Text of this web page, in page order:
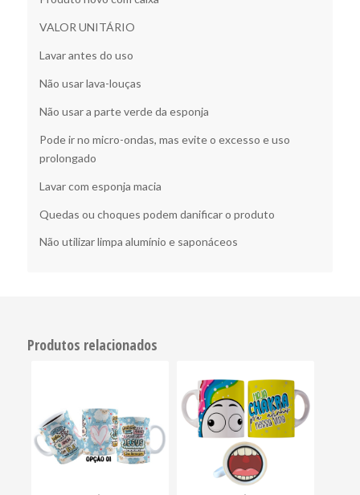
VALOR UNITÁRIO
Lavar antes do uso
Não usar lava-louças
Não usar a parte verde da esponja
Pode ir no micro-ondas, mas evite o excesso e uso
prolongado
Lavar com esponja macia
Quedas ou choques podem danificar o produto
Não utilizar limpa alumínio e saponáceos
Produtos relacionados